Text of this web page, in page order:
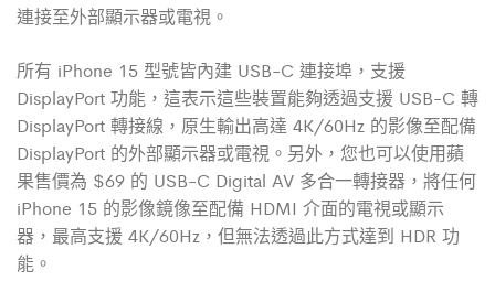
連接至外部顯示器或電視。
所有 iPhone 15 型號皆內建 USB-C 連接埠，支援
DisplayPort 功能，這表示這些裝置能夠透過支援 USB-C 轉
DisplayPort 轉接線，原生輸出高達 4K/60Hz 的影像至配備
DisplayPort 的外部顯示器或電視。另外，您也可以使用蘋
果售價為 $69 的 USB-C Digital AV 多合一轉接器，將任何
iPhone 15 的影像鏡像至配備 HDMI 介面的電視或顯示
器，最高支援 4K/60Hz，但無法透過此方式達到 HDR 功
能。